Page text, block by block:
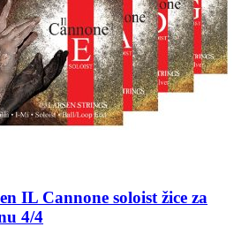
IL Cannone soloist žice za
4/4